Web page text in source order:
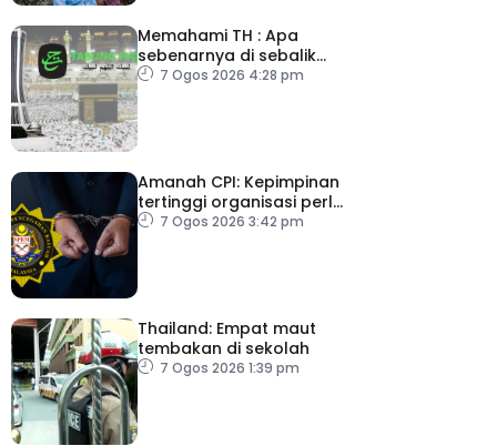
Memahami TH : Apa
sebenarnya di sebalik
angka
7 Ogos 2026 4:28 pm
Amanah CPI: Kepimpinan
tertinggi organisasi perlu
pacu reformasi radikal
7 Ogos 2026 3:42 pm
Thailand: Empat maut
tembakan di sekolah
7 Ogos 2026 1:39 pm